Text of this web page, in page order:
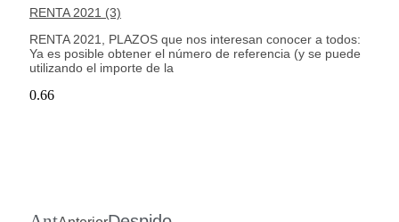
RENTA 2021 (3)
RENTA 2021, PLAZOS que nos interesan conocer a todos:
Ya es posible obtener el número de referencia (y se puede
utilizando el importe de la